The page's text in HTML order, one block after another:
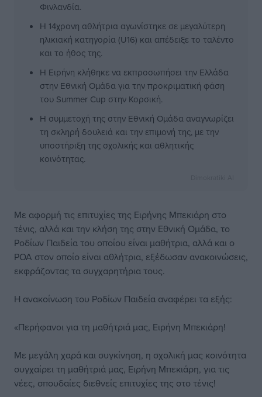
Φινλανδία.
Η 14χρονη αθλήτρια αγωνίστηκε σε μεγαλύτερη
ηλικιακή κατηγορία (U16) και απέδειξε το ταλέντο
και το ήθος της.
Η Ειρήνη κλήθηκε να εκπροσωπήσει την Ελλάδα
στην Εθνική Ομάδα για την προκριματική φάση
του Summer Cup στην Κορσική.
Η συμμετοχή της στην Εθνική Ομάδα αναγνωρίζει
τη σκληρή δουλειά και την επιμονή της, με την
υποστήριξη της σχολικής και αθλητικής
κοινότητας.
Με αφορμή τις επιτυχίες της Ειρήνης Μπεκιάρη στο
τένις, αλλά και την κλήση της στην Εθνική Ομάδα, το
Ροδίων Παιδεία του οποίου είναι μαθήτρια, αλλά και ο
ΡΟΑ στον οποίο είναι αθλήτρια, εξέδωσαν ανακοινώσεις,
εκφράζοντας τα συγχαρητήρια τους.
Η ανακοίνωση του Ροδίων Παιδεία αναφέρει τα εξής:
«Περήφανοι για τη μαθήτριά μας, Ειρήνη Μπεκιάρη!
Με μεγάλη χαρά και συγκίνηση, η σχολική μας κοινότητα
συγχαίρει τη μαθήτριά μας, Ειρήνη Μπεκιάρη, για τις
νέες, σπουδαίες διεθνείς επιτυχίες της στο τένις!